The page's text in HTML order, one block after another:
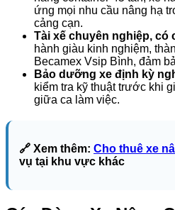
ứng mọi nhu cầu nâng hạ
cảng cạn.
Tài xế chuyên nghiệp, có
hành giàu kinh nghiệm,
Becamex Vsip Bình, đảm
Bảo dưỡng xe định kỳ
kiểm tra kỹ thuật trước khi
giữa ca làm việc.
🔗 Xem thêm: Cho thuê xe
vụ tại khu vực khác